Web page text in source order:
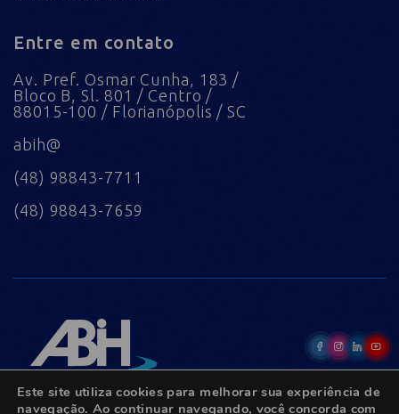
Entre em contato
Av. Pref. Osmar Cunha, 183 /
Bloco B, Sl. 801 / Centro /
88015-100 / Florianópolis / SC
abih@
(48) 98843-7711
(48) 98843-7659
Este site utiliza cookies para melhorar sua experiência de
navegação. Ao continuar navegando, você concorda com